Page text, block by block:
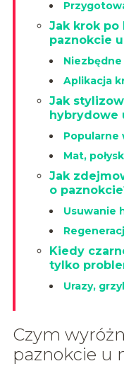
Jak krok po
paznokcie
Aplikacja
Jak
hybrydowe
Popularne
Mat,
Jak
o
Usuwanie
Kiedy
tylko
Urazy,
Czym
paznokcie u